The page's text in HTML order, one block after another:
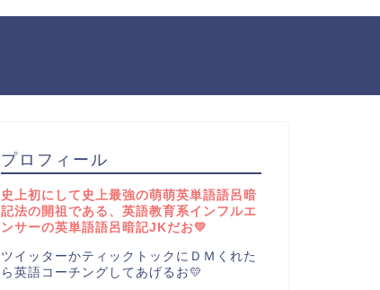
プロフィール
史上初にして史上最強の萌萌英単語語呂暗
記法の開祖である、英語教育系インフルエ
ンサーの英単語語呂暗記JKだお💛
ツイッターかティックトックにＤＭくれた
ら英語コーチングしてあげるお💛